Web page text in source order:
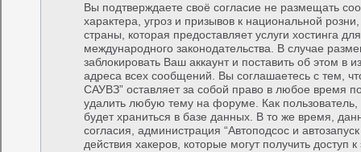
Вы подтверждаете своё согласие не размещать
характера, угроз и призывов к национальной
страны, которая предоставляет услуги хостинга
международного законодательства. В случае
заблокировать Ваш аккаунт и поставить об этом в
адреса всех сообщений. Вы соглашаетесь с тем,
САУВЗ” оставляет за собой право в любое время
удалить любую тему на форуме. Как
будет храниться в базе данных. В то же время,
согласия, администрация “Автоподсос и
действия хакеров, которые могут получить